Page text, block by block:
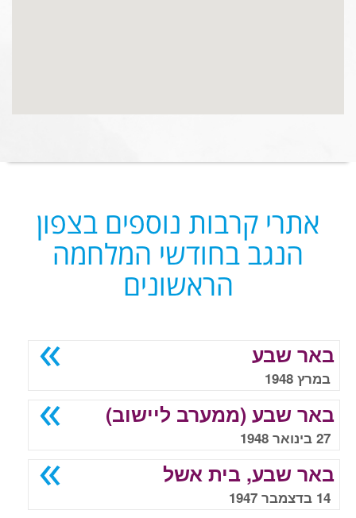
אתרי קרבות נוספים בצפון
הנגב בחודשי המלחמה
הראשונים
באר שבע
במרץ 1948
באר שבע (ממערב ליישוב)
27 בינואר 1948
באר שבע, בית אשל
14 בדצמבר 1947